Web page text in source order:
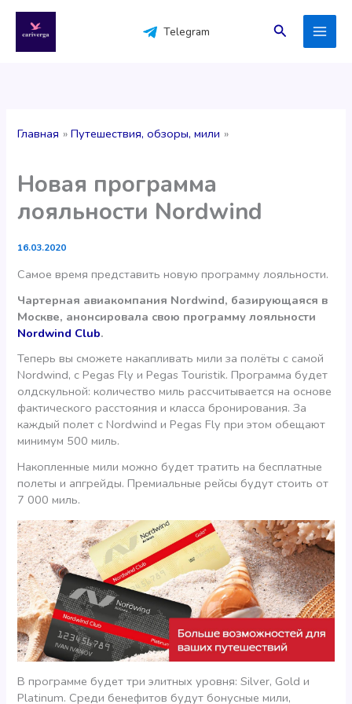
содержимому
Telegram Поиск
Главная Путешествия, обзоры, мили
Новая программа
лояльности Nordwind
16.03.2020
Самое время представить новую программу лояльности.
Чартерная авиакомпания Nordwind, базирующаяся в
Москве, анонсировала свою программу лояльности
Nordwind Club.
Теперь вы сможете накапливать мили за полёты с самой
Nordwind, с Pegas Fly и Pegas Touristik. Программа будет
олдскульной: количество миль рассчитывается на основе
фактического расстояния и класса бронирования. За
каждый полет с Nordwind и Pegas Fly при этом обещают
минимум 500 миль.
Накопленные мили можно будет тратить на бесплатные
полеты и апгрейды. Премиальные рейсы будут стоить от
7 000 миль.
В программе будет три элитных уровня: Silver, Gold и
Platinum. Среди бенефитов будут бонусные мили,